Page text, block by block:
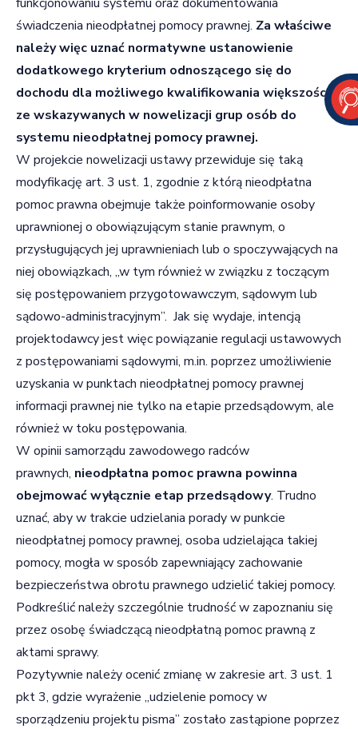
świadczenia nieodpłatnej pomocy prawnej. Za właściwe
należy więc uznać normatywne ustanowienie
dodatkowego kryterium odnoszącego się do
dochodu dla możliwego kwalifikowania większości
ze wskazywanych w nowelizacji grup osób do
systemu nieodpłatnej pomocy prawnej.
W projekcie nowelizacji ustawy przewiduje się taką
modyfikację art. 3 ust. 1, zgodnie z którą nieodpłatna
pomoc prawna obejmuje także poinformowanie osoby
uprawnionej o obowiązującym stanie prawnym, o
przysługujących jej uprawnieniach lub o spoczywających na
niej obowiązkach, „w tym również w związku z toczącym
się postępowaniem przygotowawczym, sądowym lub
sądowo-administracyjnym”. Jak się wydaje, intencją
projektodawcy jest więc powiązanie regulacji ustawowych
z postępowaniami sądowymi, m.in. poprzez umożliwienie
uzyskania w punktach nieodpłatnej pomocy prawnej
informacji prawnej nie tylko na etapie przedsądowym, ale
również w toku postępowania.
W opinii samorządu zawodowego radców
prawnych, nieodpłatna pomoc prawna powinna
obejmować wyłącznie etap przedsądowy. Trudno
uznać, aby w trakcie udzielania porady w punkcie
nieodpłatnej pomocy prawnej, osoba udzielająca takiej
pomocy, mogła w sposób zapewniający zachowanie
bezpieczeństwa obrotu prawnego udzielić takiej pomocy.
Podkreślić należy szczególnie trudność w zapoznaniu się
przez osobę świadczącą nieodpłatną pomoc prawną z
aktami sprawy.
Pozytywnie należy ocenić zmianę w zakresie art. 3 ust. 1
pkt 3, gdzie wyrażenie „udzielenie pomocy w
sporządzeniu projektu pisma” zostało zastąpione poprzez